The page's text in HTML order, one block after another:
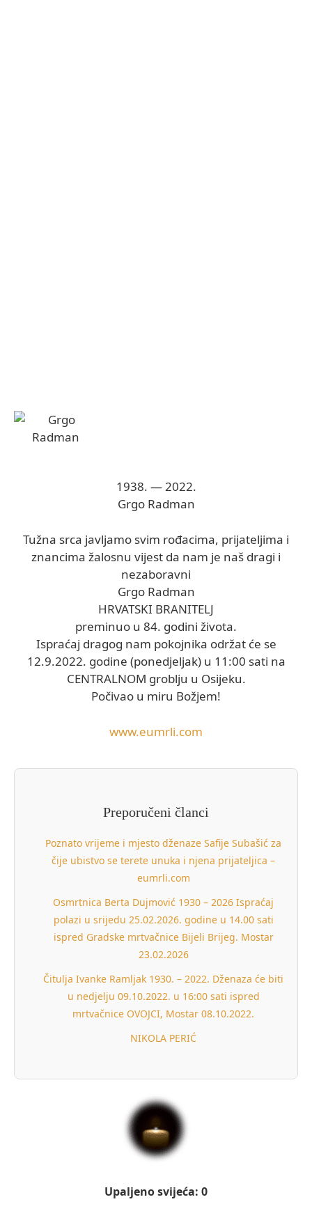
1938. — 2022.
Grgo Radman
Tužna srca javljamo svim rođacima, prijateljima i
znancima žalosnu vijest da nam je naš dragi i
nezaboravni
Grgo Radman
HRVATSKI BRANITELJ
preminuo u 84. godini života.
Ispraćaj dragog nam pokojnika održat će se
12.9.2022. godine (ponedjeljak) u 11:00 sati na
CENTRALNOM groblju u Osijeku.
Počivao u miru Božjem!
www.eumrli.com
Preporučeni članci
Poznato vrijeme i mjesto dženaze Safije Subašić za
čije ubistvo se terete unuka i njena prijateljica –
eumrli.com
Osmrtnica Berta Dujmović 1930 – 2026 Ispraćaj
polazi u srijedu 25.02.2026. godine u 14.00 sati
ispred Gradske mrtvačnice Bijeli Brijeg. Mostar
23.02.2026
Čitulja Ivanke Ramljak 1930. – 2022. Dženaza će biti
u nedjelju 09.10.2022. u 16:00 sati ispred
mrtvačnice OVOJCI, Mostar 08.10.2022.
NIKOLA PERIĆ
Upaljeno svijeća: 0